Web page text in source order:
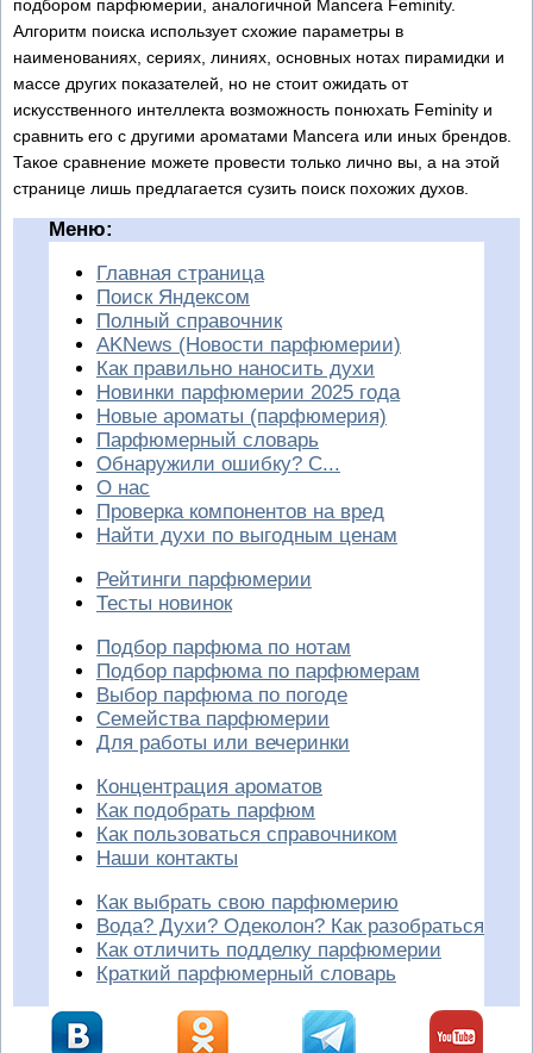
подбором парфюмерии, аналогичной Mancera Feminity.
Алгоритм поиска использует схожие параметры в
наименованиях, сериях, линиях, основных нотах пирамидки и
массе других показателей, но не стоит ожидать от
искусственного интеллекта возможность понюхать Feminity и
сравнить его с другими ароматами Mancera или иных брендов.
Такое сравнение можете провести только лично вы, а на этой
странице лишь предлагается сузить поиск похожих духов.
Меню:
Главная страница
Поиск Яндексом
Полный справочник
AKNews (Новости парфюмерии)
Как правильно наносить духи
Новинки парфюмерии 2025 года
Новые ароматы (парфюмерия)
Парфюмерный словарь
Обнаружили ошибку? С...
О нас
Проверка компонентов на вред
Найти духи по выгодным ценам
Рейтинги парфюмерии
Тесты новинок
Подбор парфюма по нотам
Подбор парфюма по парфюмерам
Выбор парфюма по погоде
Семейства парфюмерии
Для работы или вечеринки
Концентрация ароматов
Как подобрать парфюм
Как пользоваться справочником
Наши контакты
Как выбрать свою парфюмерию
Вода? Духи? Одеколон? Как разобраться
Как отличить подделку парфюмерии
Краткий парфюмерный словарь